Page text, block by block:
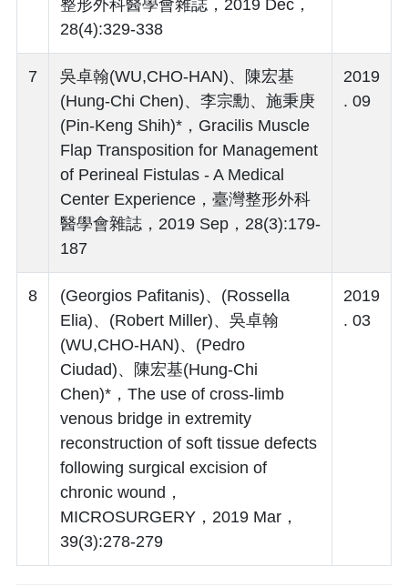
整形外科醫學會雜誌，2019 Dec，
28(4):329-338
7
吳卓翰(WU,CHO-HAN)、陳宏基
(Hung-Chi Chen)、李宗勳、施秉庚
(Pin-Keng Shih)*，Gracilis Muscle
Flap Transposition for Management
of Perineal Fistulas - A Medical
Center Experience，臺灣整形外科
醫學會雜誌，2019 Sep，28(3):179-
187
2019
. 09
8
(Georgios Pafitanis)、(Rossella
Elia)、(Robert Miller)、吳卓翰
(WU,CHO-HAN)、(Pedro
Ciudad)、陳宏基(Hung-Chi
Chen)*，The use of cross-limb
venous bridge in extremity
reconstruction of soft tissue defects
following surgical excision of
chronic wound，
MICROSURGERY，2019 Mar，
39(3):278-279
2019
. 03